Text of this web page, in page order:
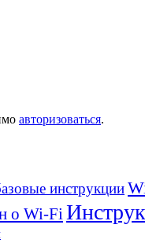
авторизоваться.
инструкции
о Wi-Fi